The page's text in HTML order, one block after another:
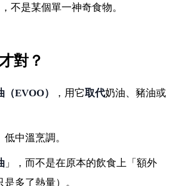
不是某個單一神奇食物。
對？
EVOO） ，用它取代奶油、豬油或
中溫烹調。
」，而不是在原本的飲食上「額外
多了熱量）。